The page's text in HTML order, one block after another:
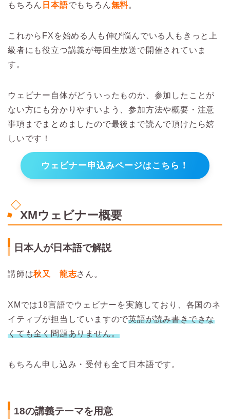
もちろん 日本語でもちろん無料。
これからFXを始める人も伸び悩んでいる人もきっと上
級者にも役立つ講義が毎回生放送で開催されていま
す。
ウェビナー自体がどういったものか、参加したことが
ない方にも分かりやすいよう、参加方法や概要・注意
事項までまとめましたので最後まで読んで頂けたら嬉
しいです！
ウェビナー申込みページはこちら！
XMウェビナー概要
日本人が日本語で解説
講師は秋又 龍志さん。
XMでは18言語でウェビナーを実施しており、各国のネ
イティブが担当していますので英語が読み書きできな
くても全く問題ありません。
もちろん申し込み・受付も全て日本語です。
18の講義テーマを用意